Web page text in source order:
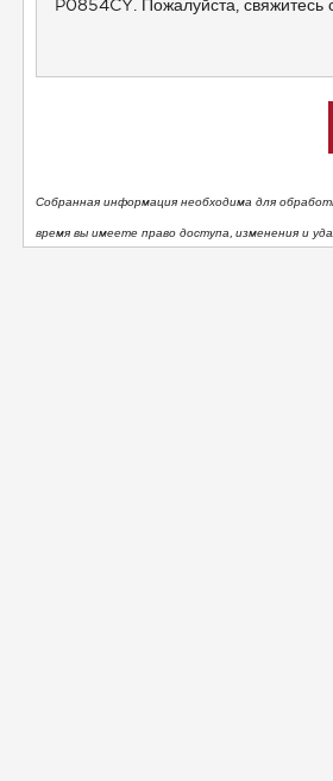
Собранная информация необходима для
время вы имеете право доступа, изменения и